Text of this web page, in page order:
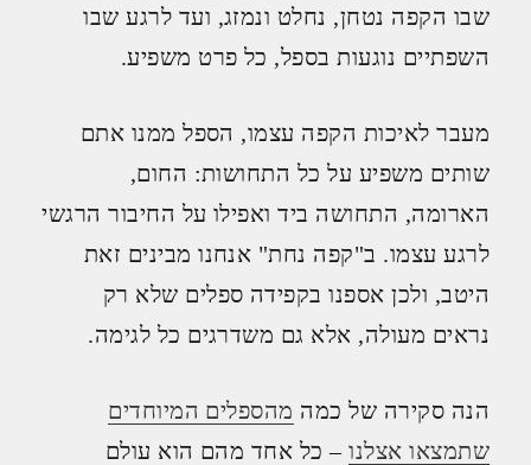
שבו הקפה נטחן, נחלט ונמזג, ועד לרגע שבו
השפתיים נוגעות בספל, כל פרט משפיע.
מעבר לאיכות הקפה עצמו, הספל ממנו אתם
שותים משפיע על כל התחושות: החום,
הארומה, התחושה ביד ואפילו על החיבור הרגשי
לרגע עצמו. ב"קפה נחת" אנחנו מבינים זאת
היטב, ולכן אספנו בקפידה ספלים שלא רק
נראים מעולה, אלא גם משדרגים כל לגימה.
הנה סקירה של כמהמהספלים המיוחדים
שתמצאו אצלנו– כל אחד מהם הוא עולם